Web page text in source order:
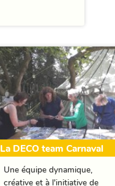
La DECO team Carnaval
Une équipe dynamique,
créative et à l'initiative de